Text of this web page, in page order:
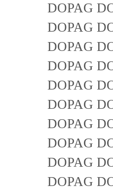
DOPAG
DOPAG
DOPAG
DOPAG
DOPAG
DOPAG
DOPAG
DOPAG
DOPAG
DOPAG